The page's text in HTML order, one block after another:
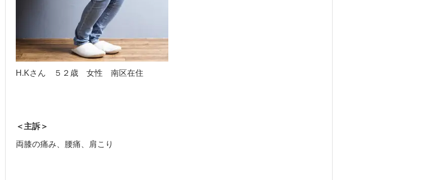
H.Kさん ５２歳 女性 南区在住
＜主訴＞
両膝の痛み、腰痛、肩こり